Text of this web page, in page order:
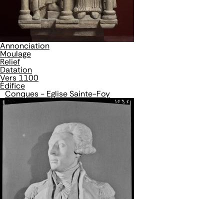
Annonciation
Moulage
Relief
Datation
Vers 1100
Édifice
Conques - Eglise Sainte-Foy